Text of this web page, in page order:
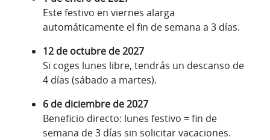
Este festivo en viernes alarga
automáticamente el fin de semana a 3 días.
12 de octubre de 2027
Si coges lunes libre, tendrás un descanso de
4 días (sábado a martes).
6 de diciembre de 2027
Beneficio directo: lunes festivo = fin de
semana de 3 días sin solicitar vacaciones.